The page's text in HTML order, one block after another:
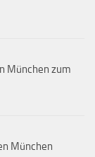
München zum
München